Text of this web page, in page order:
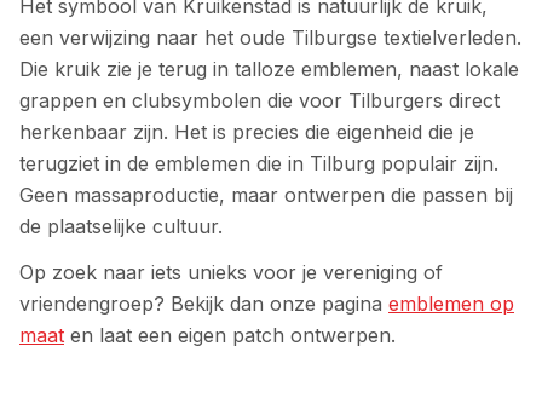
Het symbool van Kruikenstad is natuurlijk de kruik,
een verwijzing naar het oude Tilburgse textielverleden.
Die kruik zie je terug in talloze emblemen, naast lokale
grappen en clubsymbolen die voor Tilburgers direct
herkenbaar zijn. Het is precies die eigenheid die je
terugziet in de emblemen die in Tilburg populair zijn.
Geen massaproductie, maar ontwerpen die passen bij
de plaatselijke cultuur.
Op zoek naar iets unieks voor je vereniging of
vriendengroep? Bekijk dan onze pagina emblemen op
maat en laat een eigen patch ontwerpen.